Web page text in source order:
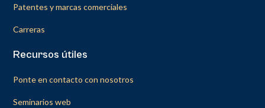
Patentes y marcas comerciales
Carreras
Recursos útiles
Ponte en contacto con nosotros
Seminarios web